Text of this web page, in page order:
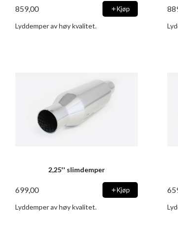
859,00 Kjøp
Lyddemper av høy kvalitet.
2,25'' slimdemper
699,00 Kjøp
Lyddemper av høy kvalitet.